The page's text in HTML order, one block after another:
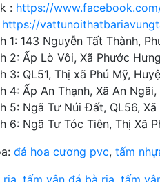
: https://
https://
1: 143 Nguyễn Tất Thành,
2: Ấp Lò Vôi, Xã Phước
3: QL51, Thị xã Phú Mỹ,
4: Ấp An Thạnh, Xã An
5: Ngã Tư Núi Đất, QL56, Xã
6: Ngã Tư Tóc Tiên, Thị Xã
đá hoa cương pvc, tấm
tấm vân đá bà rịa tấm